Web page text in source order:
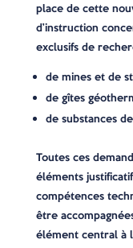
place de cette
d’instruction
exclusifs de
de mines et de
de gîtes
de substances
Toutes ces
éléments
compétences
être
élément central à